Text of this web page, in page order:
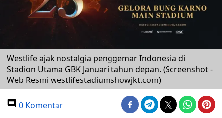
Westlife ajak nostalgia penggemar Indonesia di
Stadion Utama GBK Januari tahun depan. (Screenshot -
Web Resmi westlifestadiumshowjkt.com)
0 Komentar